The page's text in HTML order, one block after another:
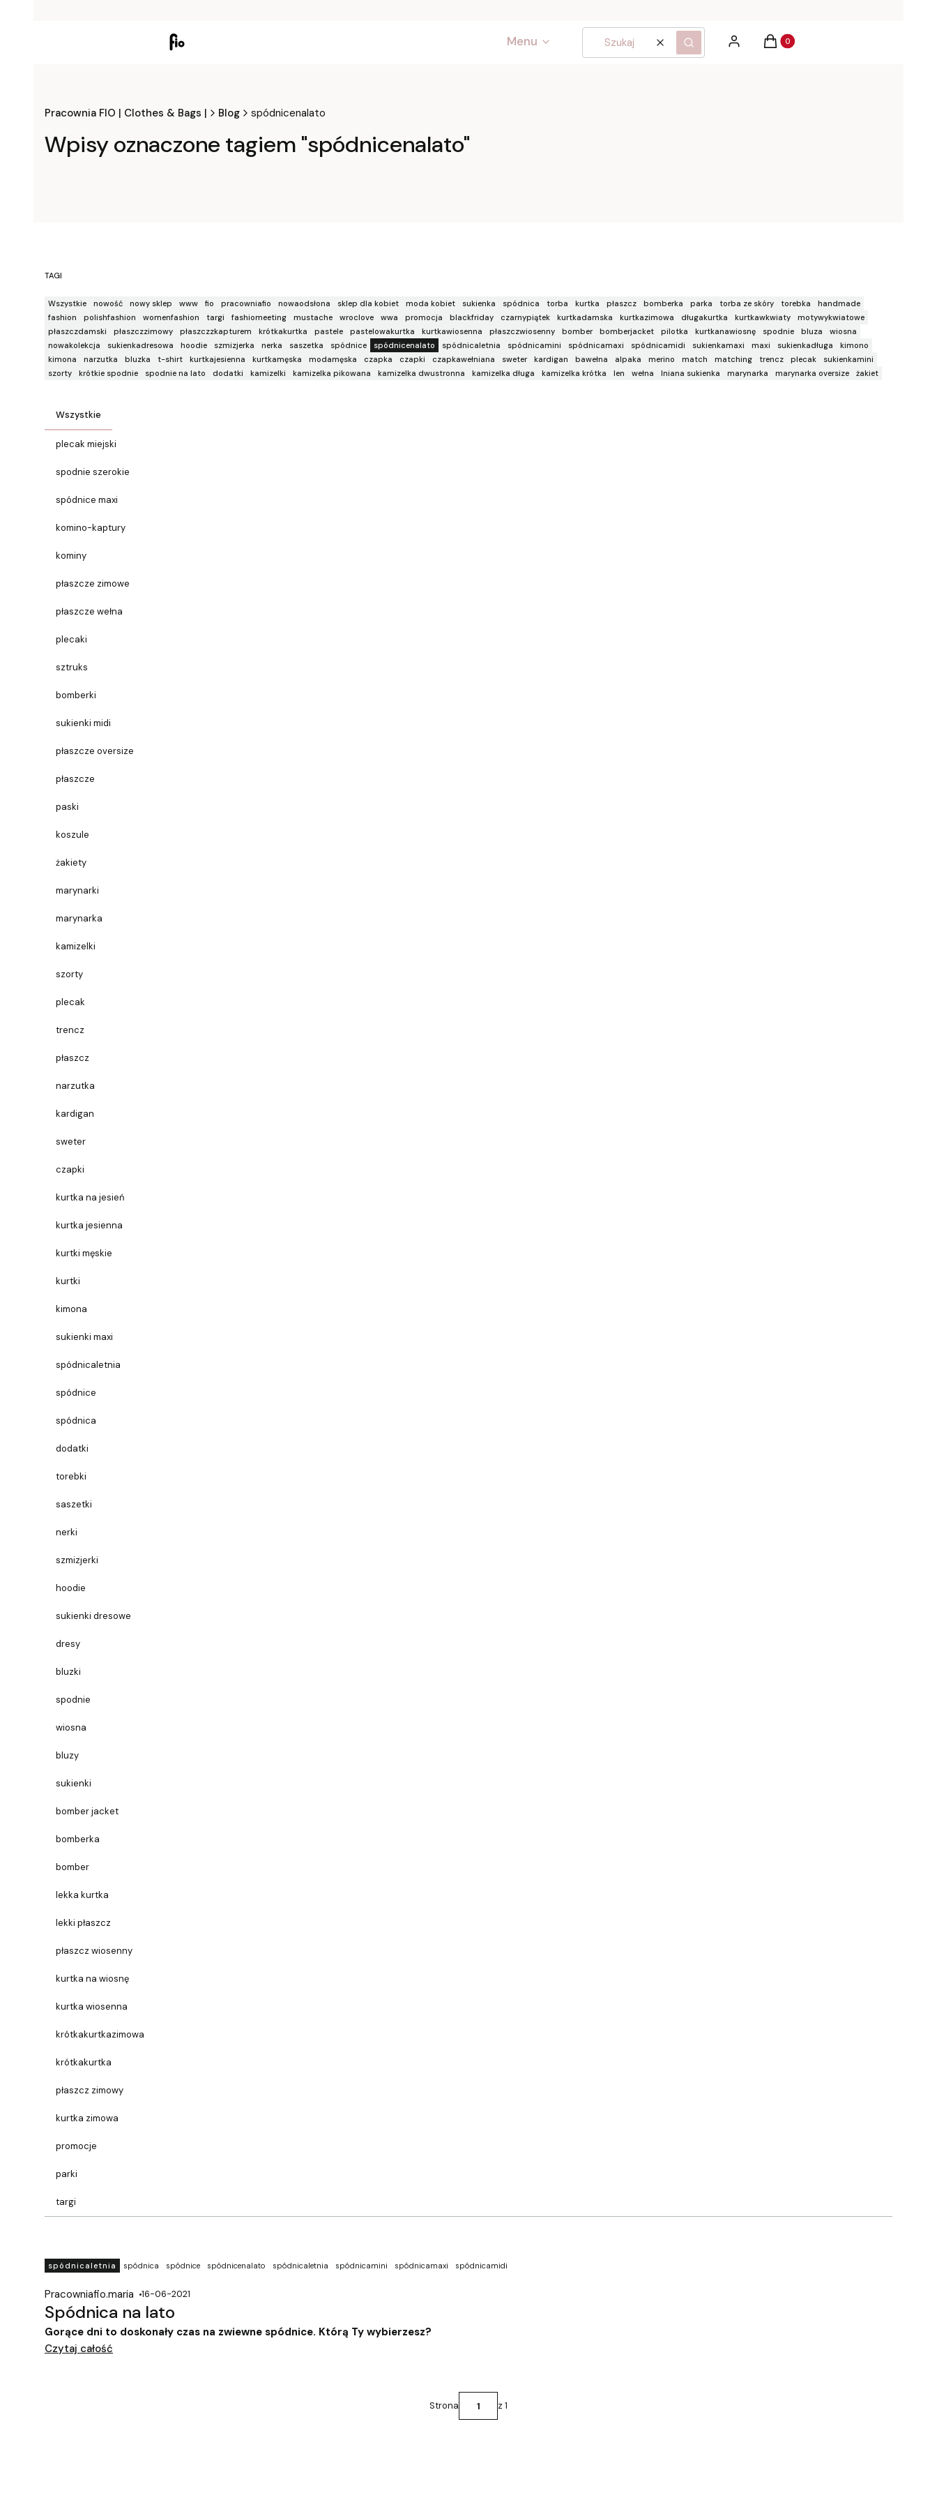
Menu WyczyśćSzukaj
Zaloguj sięProdukty w koszyku: 0. Zobacz
Koszyk
Pracownia FIO | Clothes & Bags | Blog spódnicenalato
Wpisy oznaczone tagiem "spódnicenalato"
TAGI
Wszystkie nowość nowy sklep www fio pracowniafio nowaodsłona sklep dla kobiet moda kobiet sukienka spódnica torba kurtka płaszcz bomberka parka torba ze skóry torebka
handmade
fashion
polishfashion womenfashion targi fashiomeeting mustache wroclove wwa promocja blackfriday czarnypiątek kurtkadamska kurtkazimowa długakurtka kurtkawkwiaty
motywykwiatowe
płaszczdamski
płaszczzimowy płaszczzkapturem krótkakurtka pastele pastelowakurtka kurtkawiosenna płaszczwiosenny bomber bomberjacket pilotka kurtkanawiosnę spodnie bluza
wiosna
nowakolekcja
sukienkadresowa hoodie szmizjerka nerka saszetka spódnice spódnicenalato spódnicaletnia spódnicamini spódnicamaxi spódnicamidi sukienkamaxi maxi sukienkadługa
kimono
kimona
narzutka bluzka t-shirt kurtkajesienna kurtkamęska modamęska czapka czapki czapkawełniana sweter kardigan bawełna alpaka merino match matching trencz plecak
sukienkamini
szorty
krótkie spodnie spodnie na lato dodatki kamizelki kamizelka pikowana kamizelka dwustronna kamizelka długa kamizelka krótka len wełna lniana sukienka marynarka marynarka oversize żakiet
Wszystkie
plecak miejski
spodnie szerokie
spódnice maxi
komino-kaptury
kominy
płaszcze zimowe
płaszcze wełna
plecaki
sztruks
bomberki
sukienki midi
płaszcze oversize
płaszcze
paski
koszule
żakiety
marynarki
marynarka
kamizelki
szorty
plecak
trencz
płaszcz
narzutka
kardigan
sweter
czapki
kurtka na jesień
kurtka jesienna
kurtki męskie
kurtki
kimona
sukienki maxi
spódnicaletnia
spódnice
spódnica
dodatki
torebki
saszetki
nerki
szmizjerki
hoodie
sukienki dresowe
dresy
bluzki
spodnie
wiosna
bluzy
sukienki
bomber jacket
bomberka
bomber
lekka kurtka
lekki płaszcz
płaszcz wiosenny
kurtka na wiosnę
kurtka wiosenna
krótkakurtkazimowa
krótkakurtka
płaszcz zimowy
kurtka zimowa
promocje
parki
targi
spódnicaletnia spódnica spódnice spódnicenalato spódnicaletnia spódnicamini spódnicamaxi spódnicamidi
Pracowniafio.maria 16-06-2021
Spódnica na lato
Gorące dni to doskonały czas na zwiewne spódnice. Którą Ty wybierzesz?
Czytaj całość
Strona z 1